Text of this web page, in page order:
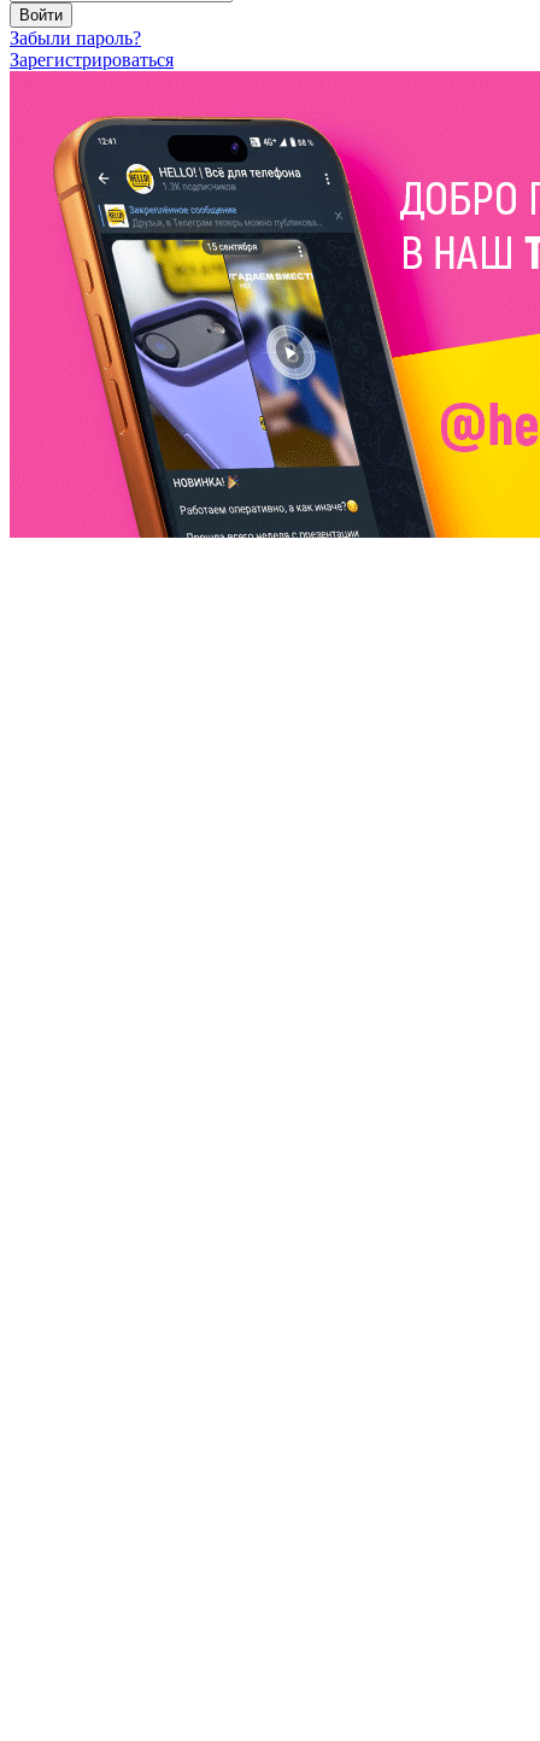
Войти
Забыли пароль?
Зарегистрироваться